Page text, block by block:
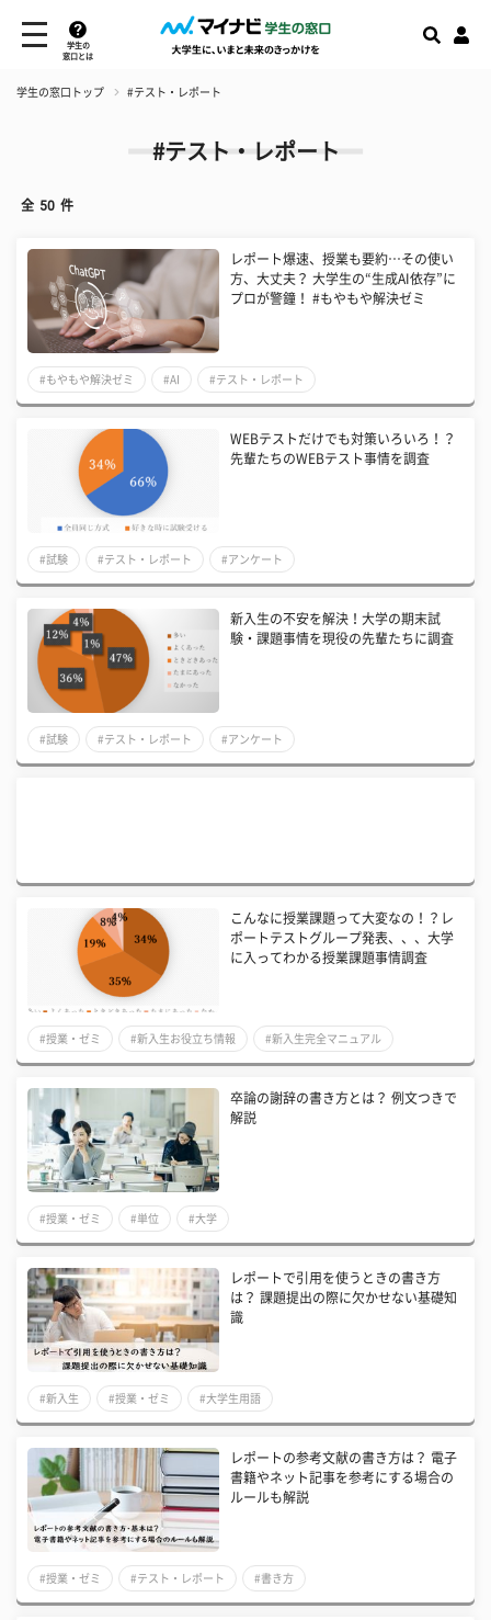
学生の
窓口とは
学生の窓口トップ #テスト・レポート
#テスト・レポート
全 50 件
レポート爆速、授業も要約…その使い
方、大丈夫？ 大学生の“生成AI依存”に
プロが警鐘！ #もやもや解決ゼミ
#もやもや解決ゼミ #AI #テスト・レポート
WEBテストだけでも対策いろいろ！？
先輩たちのWEBテスト事情を調査
#試験 #テスト・レポート #アンケート
新入生の不安を解決！大学の期末試
験・課題事情を現役の先輩たちに調査
#試験 #テスト・レポート #アンケート
こんなに授業課題って大変なの！？レ
ポートテストグループ発表、、、大学
に入ってわかる授業課題事情調査
#授業・ゼミ #新入生お役立ち情報 #新入生完全マニュアル
卒論の謝辞の書き方とは？ 例文つきで
解説
#授業・ゼミ #単位 #大学
レポートで引用を使うときの書き方
は？ 課題提出の際に欠かせない基礎知
識
#新入生 #授業・ゼミ #大学生用語
レポートの参考文献の書き方は？ 電子
書籍やネット記事を参考にする場合の
ルールも解説
#授業・ゼミ #テスト・レポート #書き方